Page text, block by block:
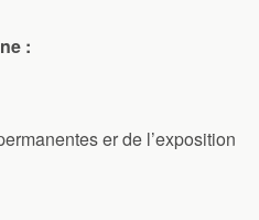
:
er de l’exposition